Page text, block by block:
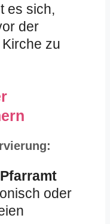
es sich,
der
zu
oder